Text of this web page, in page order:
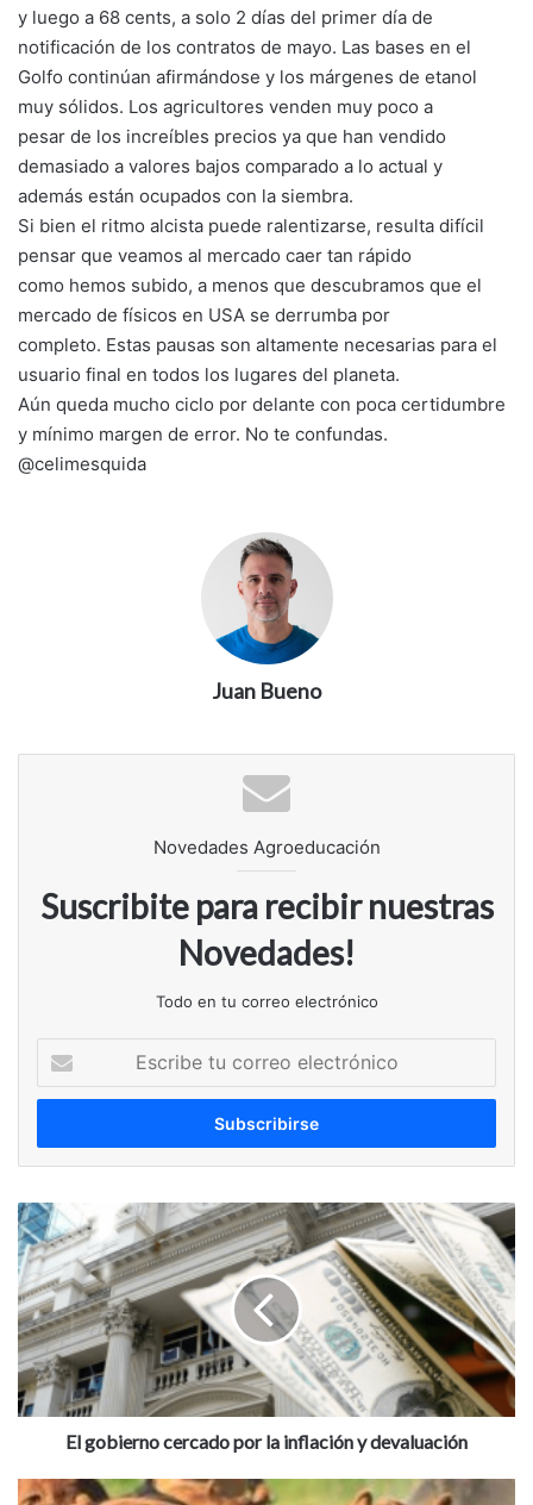
y luego a 68 cents, a solo 2 días del primer día de
notificación de los contratos de mayo. Las bases en el
Golfo continúan afirmándose y los márgenes de etanol
muy sólidos. Los agricultores venden muy poco a
pesar de los increíbles precios ya que han vendido
demasiado a valores bajos comparado a lo actual y
además están ocupados con la siembra.
Si bien el ritmo alcista puede ralentizarse, resulta difícil
pensar que veamos al mercado caer tan rápido
como hemos subido, a menos que descubramos que el
mercado de físicos en USA se derrumba por
completo. Estas pausas son altamente necesarias para el
usuario final en todos los lugares del planeta.
Aún queda mucho ciclo por delante con poca certidumbre
y mínimo margen de error. No te confundas.
@celimesquida
Juan Bueno
Novedades Agroeducación
Suscribite para recibir nuestras
Novedades!
Todo en tu correo electrónico
correo
El
gobierno
cercado
por
la
inflación
y
devaluación
El gobierno cercado por la inflación y devaluación
La